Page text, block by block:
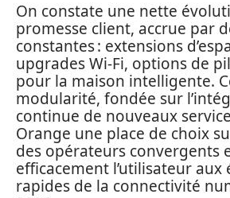
On constate une nette
promesse client, accrue par
constantes : extensions
upgrades Wi-Fi, options de
pour la maison intelligente.
modularité, fondée sur
continue de nouveaux
Orange une place de choix
des opérateurs convergents
efficacement l’utilisateur aux
rapides de la connectivité